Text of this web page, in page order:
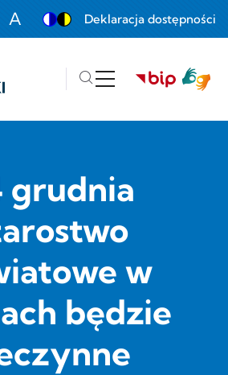
size to 100%
A
Deklaracja dostępności
grudnia
w
będzie